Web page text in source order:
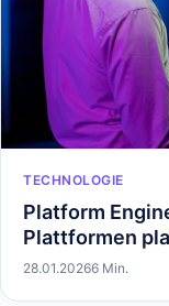
TECHNOLOGIE
Platform
Plattformen
28.01.20266 Min.